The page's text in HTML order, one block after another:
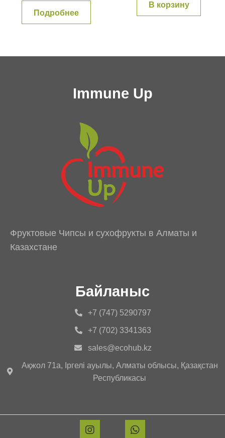
Подробнее
В корзину
Immune Up
Фруктовые Чипсы и сухофрукты в Алматы и
Казахстане
Байланыс
+7 (747) 5290797
+7 (702) 3341363
sales@ecohub.kz
Ақжол 71а, Іргелі ауылы, Алматы облысы, Қазақстан
Республикасы